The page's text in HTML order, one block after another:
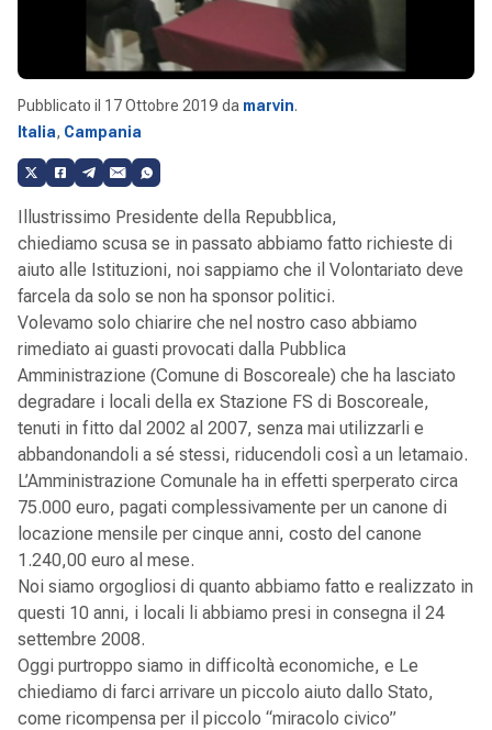
Pubblicato il 17 Ottobre 2019 da marvin.
Italia, Campania
Illustrissimo Presidente della Repubblica,
chiediamo scusa se in passato abbiamo fatto richieste di
aiuto alle Istituzioni, noi sappiamo che il Volontariato deve
farcela da solo se non ha sponsor politici.
Volevamo solo chiarire che nel nostro caso abbiamo
rimediato ai guasti provocati dalla Pubblica
Amministrazione (Comune di Boscoreale) che ha lasciato
degradare i locali della ex Stazione FS di Boscoreale,
tenuti in fitto dal 2002 al 2007, senza mai utilizzarli e
abbandonandoli a sé stessi, riducendoli così a un letamaio.
L’Amministrazione Comunale ha in effetti sperperato circa
75.000 euro, pagati complessivamente per un canone di
locazione mensile per cinque anni, costo del canone
1.240,00 euro al mese.
Noi siamo orgogliosi di quanto abbiamo fatto e realizzato in
questi 10 anni, i locali li abbiamo presi in consegna il 24
settembre 2008.
Oggi purtroppo siamo in difficoltà economiche, e Le
chiediamo di farci arrivare un piccolo aiuto dallo Stato,
come ricompensa per il piccolo “miracolo civico”